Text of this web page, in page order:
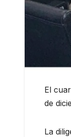
El
de
La